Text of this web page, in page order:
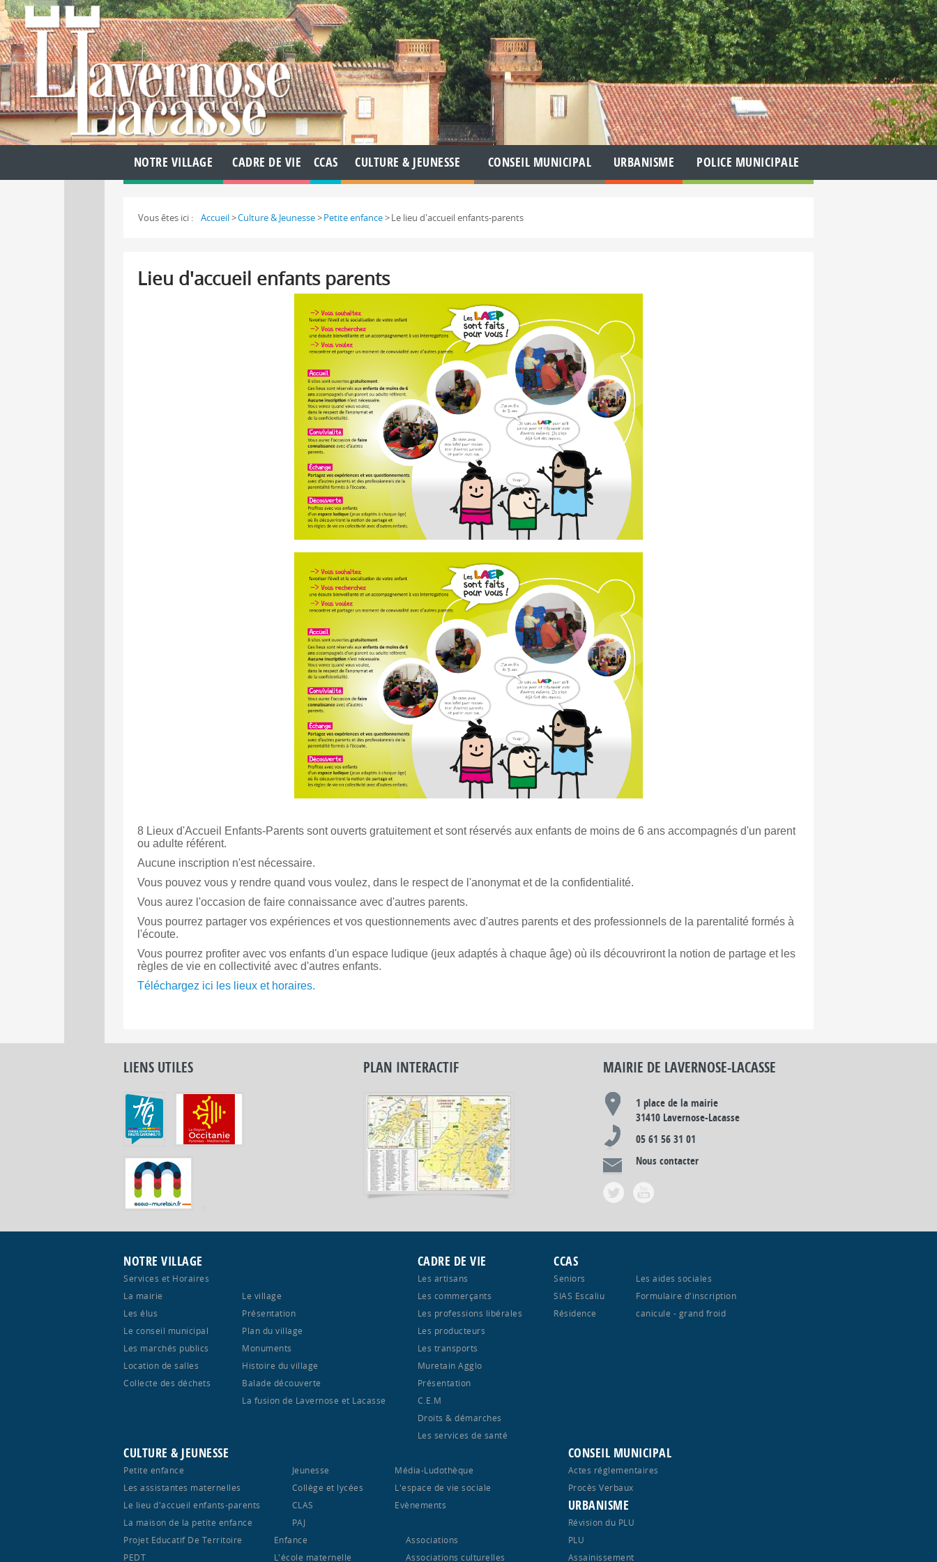
NOTRE VILLAGE CADRE DE VIE CCAS CULTURE & JEUNESSE CONSEIL MUNICIPAL URBANISME POLICE MUNICIPALE
Vous êtes ici : Accueil>Culture & Jeunesse>Petite enfance>Le lieu d'accueil enfants-parents
Lieu d'accueil enfants parents
8 Lieux d'Accueil Enfants-Parents sont ouverts gratuitement et sont réservés aux enfants de moins de 6 ans accompagnés d'un parent
ou adulte référent.
Aucune inscription n'est nécessaire.
Vous pouvez vous y rendre quand vous voulez, dans le respect de l'anonymat et de la confidentialité.
Vous aurez l'occasion de faire connaissance avec d'autres parents.
Vous pourrez partager vos expériences et vos questionnements avec d'autres parents et des professionnels de la parentalité formés à
l'écoute.
Vous pourrez profiter avec vos enfants d'un espace ludique (jeux adaptés à chaque âge) où ils découvriront la notion de partage et les
règles de vie en collectivité avec d'autres enfants.
Téléchargez ici les lieux et horaires.
LIENS UTILES PLAN INTERACTIF MAIRIE DE LAVERNOSE-LACASSE
1 place de la mairie
31410 Lavernose-Lacasse
05 61 56 31 01
Nous contacter
NOTRE VILLAGE
Services et Horaires
La mairie
Les élus
Le conseil municipal
Les marchés publics
Location de salles
Collecte des déchets
Le village
Présentation
Plan du village
Monuments
Histoire du village
Balade découverte
La fusion de Lavernose et Lacasse
CADRE DE VIE
Les artisans
Les commerçants
Les professions libérales
Les producteurs
Les transports
Muretain Agglo
Présentation
C.E.M
Droits & démarches
Les services de santé
CCAS
Seniors
SIAS Escaliu
Résidence
Les aides sociales
Formulaire d'inscription
canicule - grand froid
CULTURE & JEUNESSE
Petite enfance
Les assistantes maternelles
Le lieu d'accueil enfants-parents
La maison de la petite enfance
Jeunesse
Collège et lycées
CLAS
PAJ
Média-Ludothèque
Projet Educatif De Territoire
PEDT
Enfance
L'école maternelle
Associations
Associations culturelles
L'espace de vie sociale
Evènements
CONSEIL MUNICIPAL
Actes réglementaires
Procès Verbaux
URBANISME
Révision du PLU
PLU
Assainissement